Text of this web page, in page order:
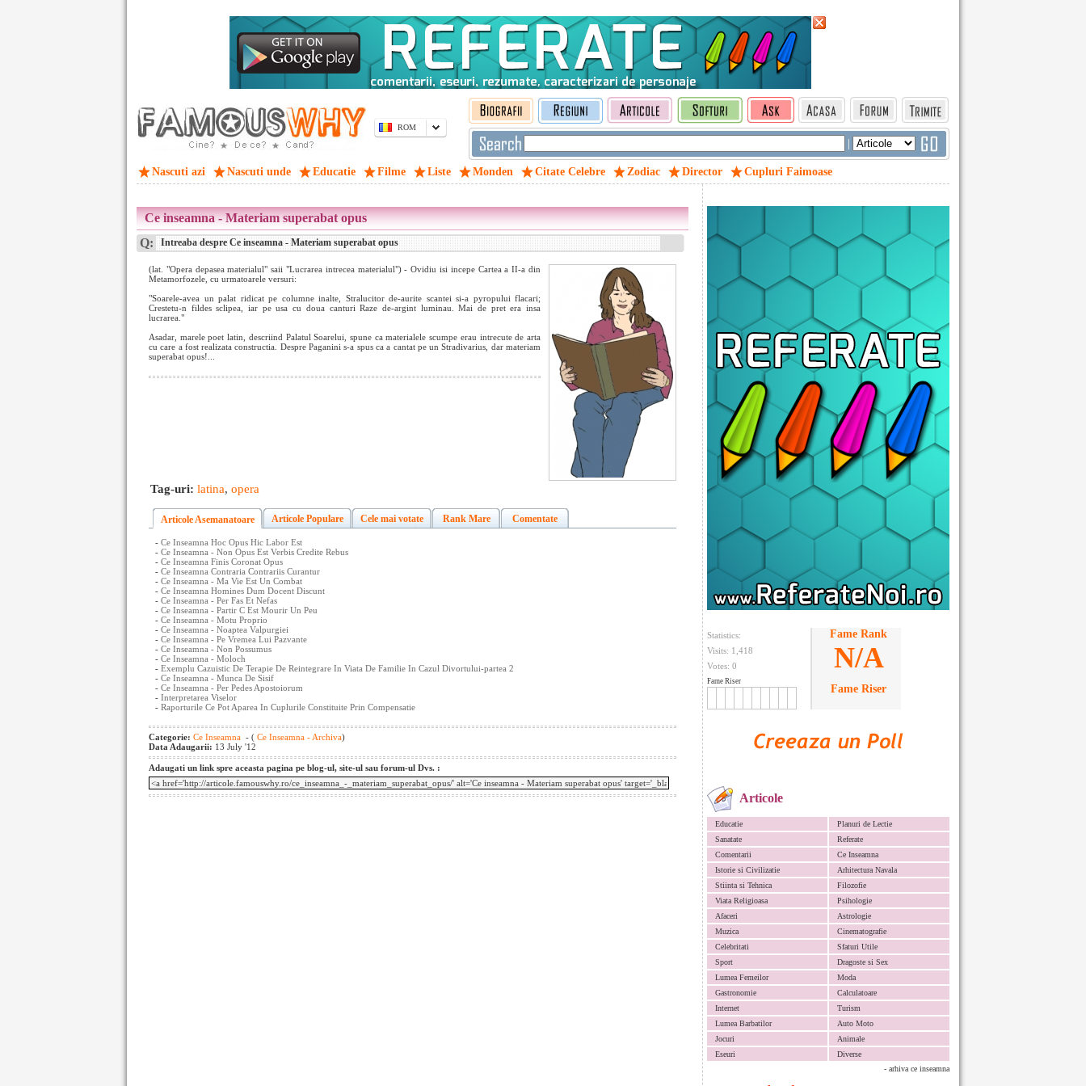
ROM
|
Nascuti azi Nascuti unde Educatie Filme Liste Monden Citate Celebre Zodiac Director Cupluri Faimoase
Statistics:
Visits: 1,418
Votes: 0
Fame Riser
Fame Rank
N/A
Fame Riser
Articole
Educatie
Planuri de Lectie
Sanatate
Referate
Comentarii
Ce Inseamna
Istorie si Civilizatie
Arhitectura Navala
Stiinta si Tehnica
Filozofie
Viata Religioasa
Psihologie
Afaceri
Astrologie
Muzica
Cinematografie
Celebritati
Sfaturi Utile
Sport
Dragoste si Sex
Lumea Femeilor
Moda
Gastronomie
Calculatoare
Internet
Turism
Lumea Barbatilor
Auto Moto
Jocuri
Animale
Eseuri
Diverse
- arhiva ce inseamna
Ce inseamna - Materiam superabat opus
Q: Intreaba despre Ce inseamna - Materiam superabat opus
(lat. "Opera depasea materialul" saii "Lucrarea intrecea materialul") - Ovidiu isi incepe Cartea a II-a din
Metamorfozele, cu urmatoarele versuri:
"Soarele-avea un palat ridicat pe columne inalte, Stralucitor de-aurite scantei si-a pyropului flacari;
Crestetu-n fildes sclipea, iar pe usa cu doua canturi Raze de-argint luminau. Mai de pret era insa
lucrarea."
Asadar, marele poet latin, descriind Palatul Soarelui, spune ca materialele scumpe erau intrecute de arta
cu care a fost realizata constructia. Despre Paganini s-a spus ca a cantat pe un Stradivarius, dar materiam
superabat opus!...
Tag-uri: latina, opera
Articole Asemanatoare Articole Populare Cele mai votate Rank Mare Comentate
- Ce Inseamna Hoc Opus Hic Labor Est
- Ce Inseamna - Non Opus Est Verbis Credite Rebus
- Ce Inseamna Finis Coronat Opus
- Ce Inseamna Contraria Contrariis Curantur
- Ce Inseamna - Ma Vie Est Un Combat
- Ce Inseamna Homines Dum Docent Discunt
- Ce Inseamna - Per Fas Et Nefas
- Ce Inseamna - Partir C Est Mourir Un Peu
- Ce Inseamna - Motu Proprio
- Ce Inseamna - Noaptea Valpurgiei
- Ce Inseamna - Pe Vremea Lui Pazvante
- Ce Inseamna - Non Possumus
- Ce Inseamna - Moloch
- Exemplu Cazuistic De Terapie De Reintegrare In Viata De Familie In Cazul Divortului-partea 2
- Ce Inseamna - Munca De Sisif
- Ce Inseamna - Per Pedes Apostoiorum
- Interpretarea Viselor
- Raporturile Ce Pot Aparea In Cuplurile Constituite Prin Compensatie
Categorie: Ce Inseamna - ( Ce Inseamna - Archiva)
Data Adaugarii: 13 July '12
Adaugati un link spre aceasta pagina pe blog-ul, site-ul sau forum-ul Dvs. :